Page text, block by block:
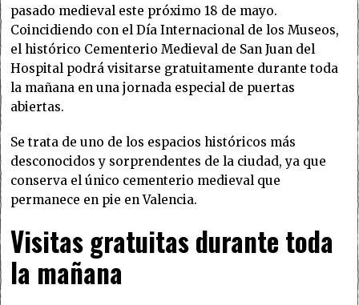
pasado medieval este próximo 18 de mayo.
Coincidiendo con el Día Internacional de los Museos,
el histórico Cementerio Medieval de San Juan del
Hospital podrá visitarse gratuitamente durante toda
la mañana en una jornada especial de puertas
abiertas.
Se trata de uno de los espacios históricos más
desconocidos y sorprendentes de la ciudad, ya que
conserva el único cementerio medieval que
permanece en pie en Valencia.
Visitas gratuitas durante toda
la mañana